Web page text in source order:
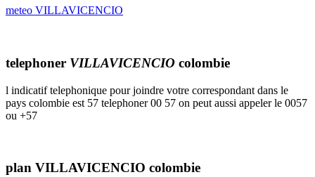
meteo VILLAVICENCIO
telephoner VILLAVICENCIO colombie
l indicatif telephonique pour joindre votre correspondant dans le
pays colombie est 57 telephoner 00 57 on peut aussi appeler le 0057
ou +57
plan VILLAVICENCIO colombie